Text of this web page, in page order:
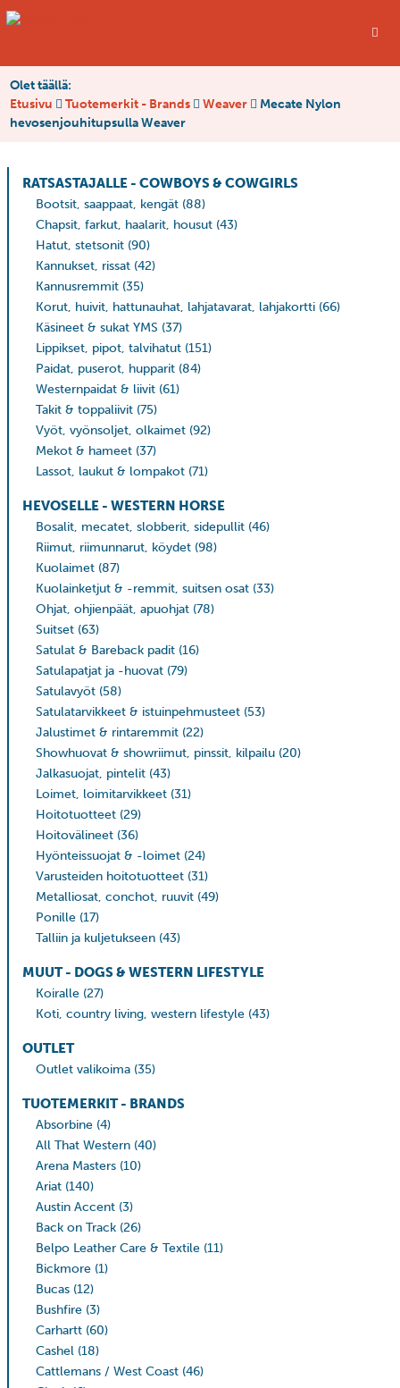
Olet täällä:
Etusivu
Tuotemerkit - Brands Weaver
Mecate Nylon
hevosenjouhitupsulla Weaver
RATSASTAJALLE - COWBOYS & COWGIRLS
Bootsit, saappaat, kengät (88)
Chapsit, farkut, haalarit, housut (43)
Hatut, stetsonit (90)
Kannukset, rissat (42)
Kannusremmit (35)
Korut, huivit, hattunauhat, lahjatavarat, lahjakortti (66)
Käsineet & sukat YMS (37)
Lippikset, pipot, talvihatut (151)
Paidat, puserot, hupparit (84)
Westernpaidat & liivit (61)
Takit & toppaliivit (75)
Vyöt, vyönsoljet, olkaimet (92)
Mekot & hameet (37)
Lassot, laukut & lompakot (71)
HEVOSELLE - WESTERN HORSE
Bosalit, mecatet, slobberit, sidepullit (46)
Riimut, riimunnarut, köydet (98)
Kuolaimet (87)
Kuolainketjut & -remmit, suitsen osat (33)
Ohjat, ohjienpäät, apuohjat (78)
Suitset (63)
Satulat & Bareback padit (16)
Satulapatjat ja -huovat (79)
Satulavyöt (58)
Satulatarvikkeet & istuinpehmusteet (53)
Jalustimet & rintaremmit (22)
Showhuovat & showriimut, pinssit, kilpailu (20)
Jalkasuojat, pintelit (43)
Loimet, loimitarvikkeet (31)
Hoitotuotteet (29)
Hoitovälineet (36)
Hyönteissuojat & -loimet (24)
Varusteiden hoitotuotteet (31)
Metalliosat, conchot, ruuvit (49)
Ponille (17)
Talliin ja kuljetukseen (43)
MUUT - DOGS & WESTERN LIFESTYLE
Koiralle (27)
Koti, country living, western lifestyle (43)
OUTLET
Outlet valikoima (35)
TUOTEMERKIT - BRANDS
Absorbine (4)
All That Western (40)
Arena Masters (10)
Ariat (140)
Austin Accent (3)
Back on Track (26)
Belpo Leather Care & Textile (11)
Bickmore (1)
Bucas (12)
Bushfire (3)
Carhartt (60)
Cashel (18)
Cattlemans / West Coast (46)